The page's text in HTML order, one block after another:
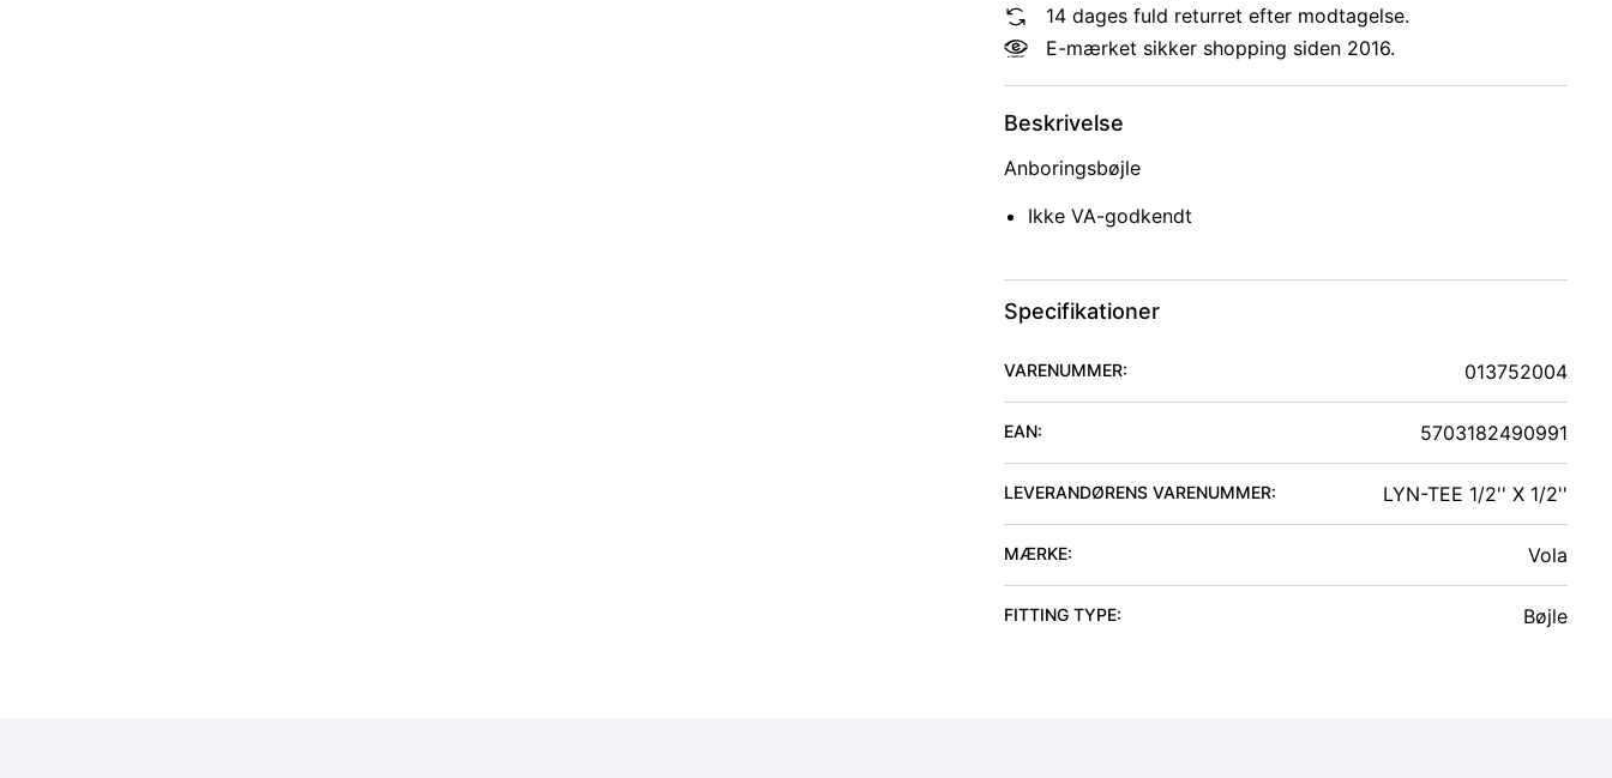
14 dages fuld returret efter modtagelse.
E-mærket sikker shopping siden 2016.
Beskrivelse
Anboringsbøjle
Ikke VA-godkendt
Specifikationer
VARENUMMER: 013752004
EAN: 5703182490991
LEVERANDØRENS VARENUMMER: LYN-TEE 1/2'' X 1/2''
MÆRKE: Vola
FITTING TYPE: Bøjle